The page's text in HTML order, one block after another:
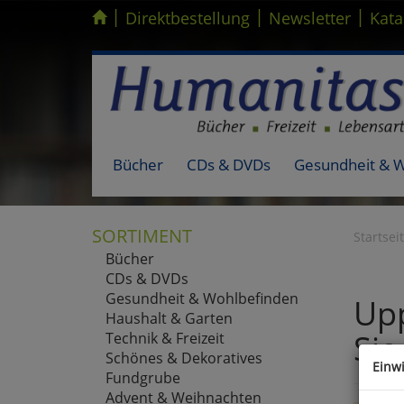
Kompletten Head der Seite überspringen
| Direktbestellung | Newsletter |
Bücher CDs & DVDs Gesundheit &
SORTIMENT
Bücher
CDs & DVDs
Gesundheit & Wohlbefinden
Haushalt & Garten
Technik & Freizeit
Schönes & Dekoratives
Fundgrube
Advent & Weihnachten